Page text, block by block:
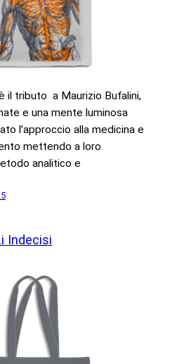
il tributo a Maurizio Bufalini,
e una mente luminosa
l’approccio alla medicina e
mettendo a loro
analitico e
Indecisi